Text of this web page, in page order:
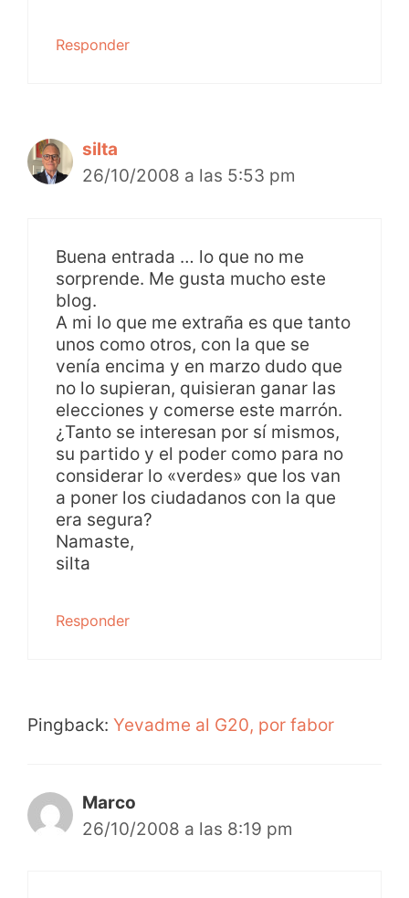
Responder
silta
26/10/2008 a las 5:53 pm
Buena entrada … lo que no me
sorprende. Me gusta mucho este
blog.
A mi lo que me extraña es que tanto
unos como otros, con la que se
venía encima y en marzo dudo que
no lo supieran, quisieran ganar las
elecciones y comerse este marrón.
¿Tanto se interesan por sí mismos,
su partido y el poder como para no
considerar lo «verdes» que los van
a poner los ciudadanos con la que
era segura?
Namaste,
silta
Responder
Pingback: Yevadme al G20, por fabor
Marco
26/10/2008 a las 8:19 pm